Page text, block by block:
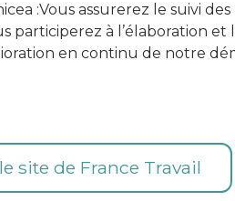
:Vous assurerez le suivi
participerez à l’élaboration
en continu de notre
site de France Travail